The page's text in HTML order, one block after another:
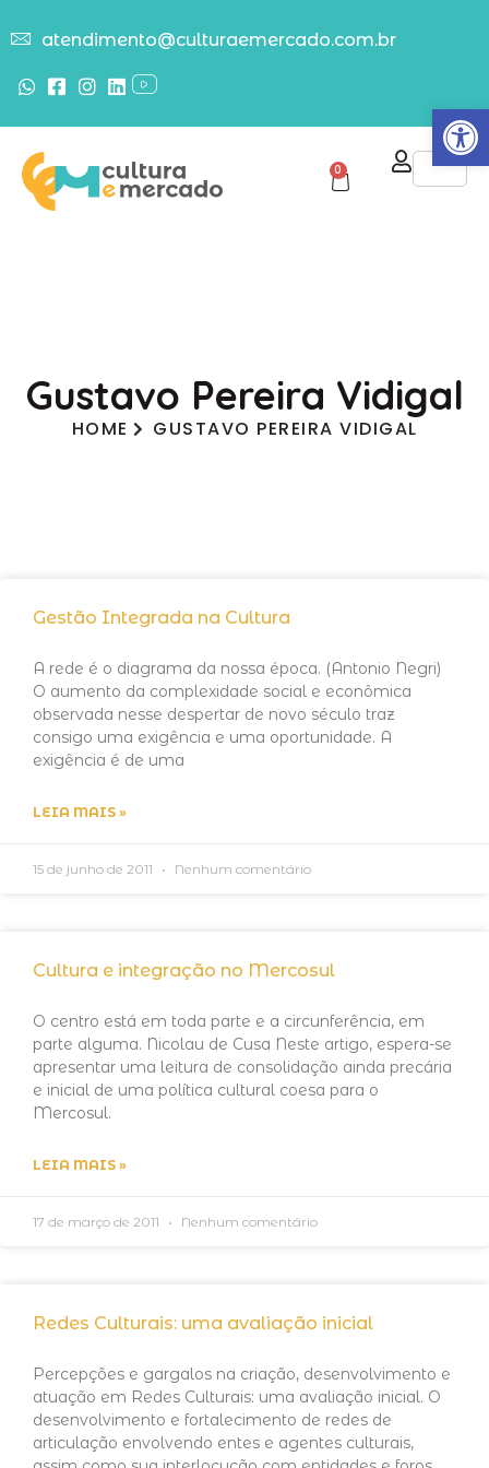
Abrir
atendimento@culturaemercado.com.br
0
Gustavo Pereira Vidigal
HOME GUSTAVO PEREIRA VIDIGAL
Gestão Integrada na Cultura
A rede é o diagrama da nossa época. (Antonio Negri)
O aumento da complexidade social e econômica
observada nesse despertar de novo século traz
consigo uma exigência e uma oportunidade. A
exigência é de uma
LEIA MAIS »
15 de junho de 2011 Nenhum comentário
Cultura e integração no Mercosul
O centro está em toda parte e a circunferência, em
parte alguma. Nicolau de Cusa Neste artigo, espera-se
apresentar uma leitura de consolidação ainda precária
e inicial de uma política cultural coesa para o
Mercosul.
LEIA MAIS »
17 de março de 2011 Nenhum comentário
Redes Culturais: uma avaliação inicial
Percepções e gargalos na criação, desenvolvimento e
atuação em Redes Culturais: uma avaliação inicial. O
desenvolvimento e fortalecimento de redes de
articulação envolvendo entes e agentes culturais,